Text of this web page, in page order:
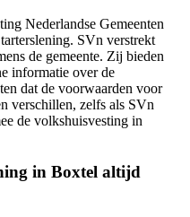
Nederlandse Gemeenten
SVn verstrekt
de gemeente. Zij bieden
informatie over de
dat de voorwaarden voor
verschillen, zelfs als SVn
de volkshuisvesting in
in Boxtel altijd